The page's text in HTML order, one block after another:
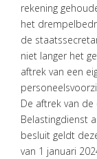
rekening
het
de
niet langer het
aftrek van een
De aftrek van
Belastingdienst
besluit geldt
van 1 januari